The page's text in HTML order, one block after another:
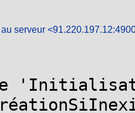
serveur